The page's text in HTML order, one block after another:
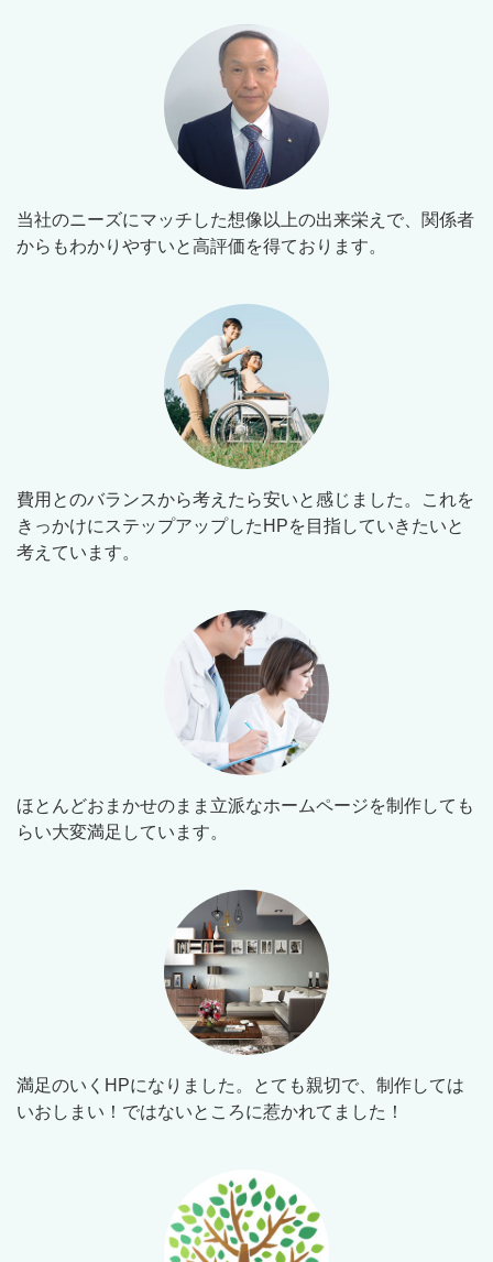
当社のニーズにマッチした想像以上の出来栄えで、関係者
からもわかりやすいと高評価を得ております。
費用とのバランスから考えたら安いと感じました。これを
きっかけにステップアップしたHPを目指していきたいと
考えています。
ほとんどおまかせのまま立派なホームページを制作しても
らい大変満足しています。
満足のいくHPになりました。とても親切で、制作しては
いおしまい！ではないところに惹かれてました！